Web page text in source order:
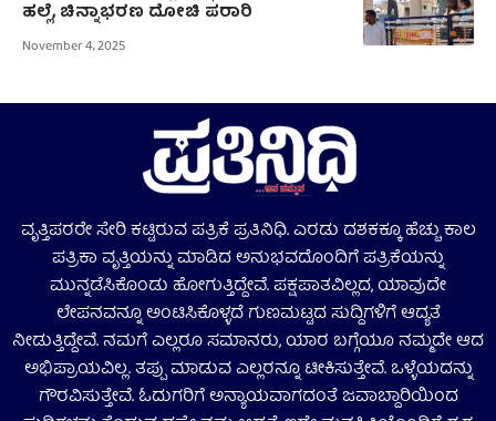
ಹಲ್ಲೆ, ಚಿನ್ನಾಭರಣ ದೋಚಿ ಪರಾರಿ
November 4, 2025
ವೃತ್ತಿಪರರೇ ಸೇರಿ ಕಟ್ಟಿರುವ ಪತ್ರಿಕೆ ಪ್ರತಿನಿಧಿ. ಎರಡು ದಶಕಕ್ಕೂ ಹೆಚ್ಚು ಕಾಲ
ಪತ್ರಿಕಾ ವೃತ್ತಿಯನ್ನು ಮಾಡಿದ ಅನುಭವದೊಂದಿಗೆ ಪತ್ರಿಕೆಯನ್ನು
ಮುನ್ನಡೆಸಿಕೊಂಡು ಹೋಗುತ್ತಿದ್ದೇವೆ. ಪಕ್ಷಪಾತವಿಲ್ಲದ, ಯಾವುದೇ
ಲೇಪನವನ್ನೂ ಅಂಟಿಸಿಕೊಳ್ಳದೆ ಗುಣಮಟ್ಟದ ಸುದ್ದಿಗಳಿಗೆ ಆದ್ಯತೆ
ನೀಡುತ್ತಿದ್ದೇವೆ. ನಮಗೆ ಎಲ್ಲರೂ ಸಮಾನರು, ಯಾರ ಬಗ್ಗೆಯೂ ನಮ್ಮದೇ ಆದ
ಅಭಿಪ್ರಾಯವಿಲ್ಲ. ತಪ್ಪು ಮಾಡುವ ಎಲ್ಲರನ್ನೂ ಟೀಕಿಸುತ್ತೇವೆ. ಒಳ್ಳೆಯದನ್ನು
ಗೌರವಿಸುತ್ತೇವೆ. ಓದುಗರಿಗೆ ಅನ್ಯಾಯವಾಗದಂತೆ ಜವಾಬ್ದಾರಿಯಿಂದ